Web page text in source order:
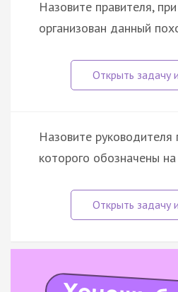
Назовите правителя,
организован данный
Назовите руководителя
которого обозначены